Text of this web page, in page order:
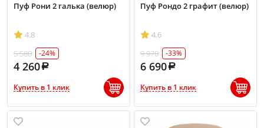
Пуф Рони 2 галька (велюр)
4.8
5 580
-24%
4 260
Купить в 1 клик
Пуф Рондо 2 графит (велюр)
4.6
9 970
-33%
6 690
Купить в 1 клик